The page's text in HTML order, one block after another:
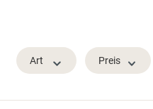
Art Preis